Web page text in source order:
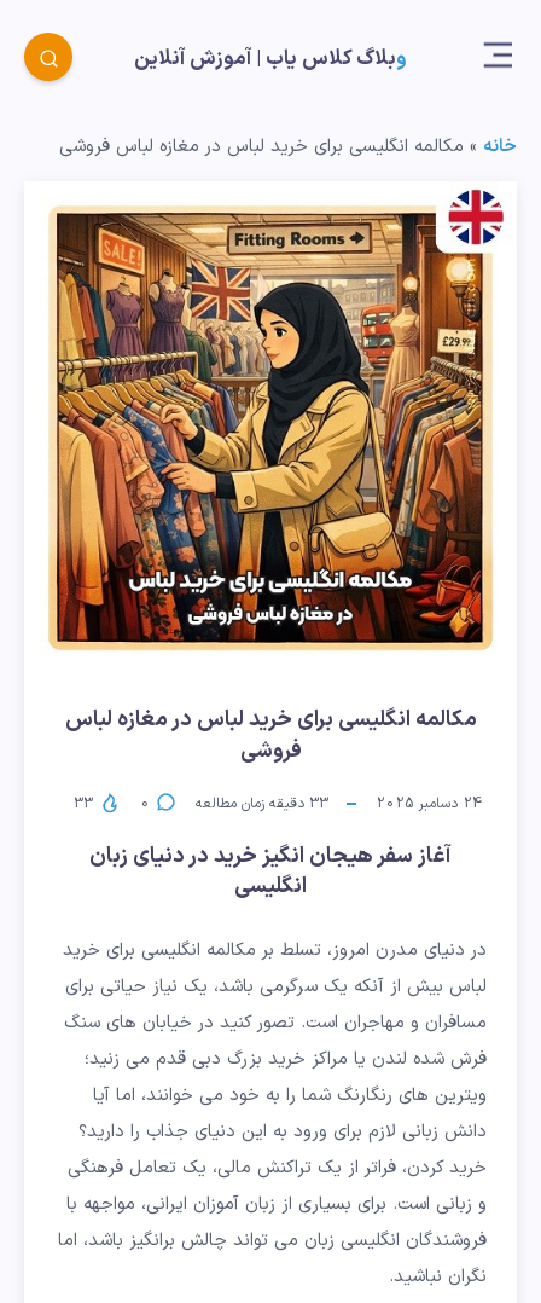
وبلاگ کلاس یاب |‌ آموزش آنلاین
خانه » مکالمه انگلیسی برای خرید لباس در مغازه لباس فروشی
مکالمه انگلیسی برای خرید لباس در مغازه لباس
فروشی
24 دسامبر 2025 33 دقیقه زمان مطالعه 0
آغاز سفر هیجان انگیز خرید در دنیای زبان
انگلیسی
در دنیای مدرن امروز، تسلط بر مکالمه انگلیسی برای خرید
لباس بیش از آنکه یک سرگرمی باشد، یک نیاز حیاتی برای
مسافران و مهاجران است. تصور کنید در خیابان های سنگ
فرش شده لندن یا مراکز خرید بزرگ دبی قدم می زنید؛
ویترین های رنگارنگ شما را به خود می خوانند، اما آیا
دانش زبانی لازم برای ورود به این دنیای جذاب را دارید؟
خرید کردن، فراتر از یک تراکنش مالی، یک تعامل فرهنگی
و زبانی است. برای بسیاری از زبان آموزان ایرانی، مواجهه با
فروشندگان انگلیسی زبان می تواند چالش برانگیز باشد، اما
نگران نباشید.